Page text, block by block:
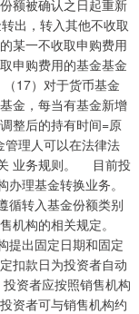
额被确认之日起重新
出，转入其他不收取
某一不收取申购费用
申购费用的基金基金
17）对于货币基金
金，每当有基金新增
整后的持有时间=原
理人可以在法律法
业务规则。 目前投
理基金转换业务。
循转入基金份额类别
机构的相关规定。
提出固定日期和固定
扣款日为投资者自动
资者应按照销售机构
资者可与销售机构约